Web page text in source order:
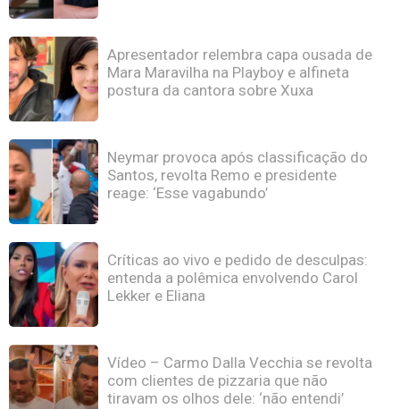
Apresentador relembra capa ousada de
Mara Maravilha na Playboy e alfineta
postura da cantora sobre Xuxa
Neymar provoca após classificação do
Santos, revolta Remo e presidente
reage: ‘Esse vagabundo’
Críticas ao vivo e pedido de desculpas:
entenda a polêmica envolvendo Carol
Lekker e Eliana
Vídeo – Carmo Dalla Vecchia se revolta
com clientes de pizzaria que não
tiravam os olhos dele: ‘não entendi’